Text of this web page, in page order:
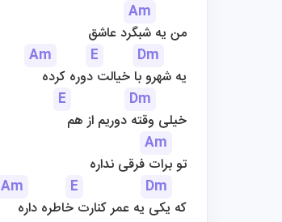
Am
من یه شبگرد عاشق
Am
E
Dm
یه شهرو با خیالت دوره کرده
E
Dm
خیلی وقته دوریم از هم
Am
تو برات فرقی نداره
Am
E
Dm
که یکی یه عمر کنارت خاطره داره